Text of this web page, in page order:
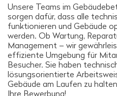
Unsere Teams im
sorgen dafür, dass alle
funktionieren und Gebäude
werden. Ob Wartung,
Management – wir
effiziente Umgebung für
Besucher. Sie haben
lösungsorientierte
Gebäude am Laufen zu
Ihre Bewerbung!